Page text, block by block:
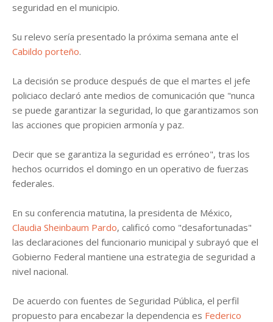
seguridad en el municipio.
Su relevo sería presentado la próxima semana ante el
Cabildo porteño.
La decisión se produce después de que el martes el jefe
policiaco declaró ante medios de comunicación que "nunca
se puede garantizar la seguridad, lo que garantizamos son
las acciones que propicien armonía y paz.
Decir que se garantiza la seguridad es erróneo", tras los
hechos ocurridos el domingo en un operativo de fuerzas
federales.
En su conferencia matutina, la presidenta de México,
Claudia Sheinbaum Pardo, calificó como "desafortunadas"
las declaraciones del funcionario municipal y subrayó que el
Gobierno Federal mantiene una estrategia de seguridad a
nivel nacional.
De acuerdo con fuentes de Seguridad Pública, el perfil
propuesto para encabezar la dependencia es Federico